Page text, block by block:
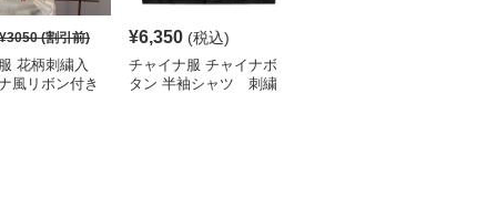
¥3050(割引前)
花柄刺繍入
風リボン付き
¥6,350 (税込)
チャイナ服 チャイナボ
タン 半袖シャツ 刺繍